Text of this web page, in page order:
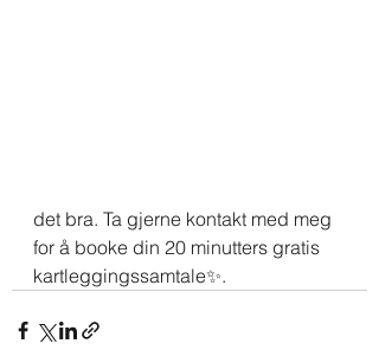
det bra. Ta gjerne kontakt med meg
for å booke din 20 minutters gratis
kartleggingssamtale✨.